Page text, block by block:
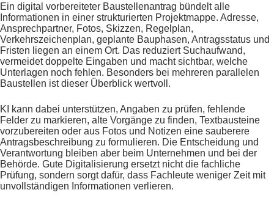
Ein digital vorbereiteter Baustellenantrag bündelt alle
Informationen in einer strukturierten Projektmappe. Adresse,
Ansprechpartner, Fotos, Skizzen, Regelplan,
Verkehrszeichenplan, geplante Bauphasen, Antragsstatus und
Fristen liegen an einem Ort. Das reduziert Suchaufwand,
vermeidet doppelte Eingaben und macht sichtbar, welche
Unterlagen noch fehlen. Besonders bei mehreren parallelen
Baustellen ist dieser Überblick wertvoll.
KI kann dabei unterstützen, Angaben zu prüfen, fehlende
Felder zu markieren, alte Vorgänge zu finden, Textbausteine
vorzubereiten oder aus Fotos und Notizen eine sauberere
Antragsbeschreibung zu formulieren. Die Entscheidung und
Verantwortung bleiben aber beim Unternehmen und bei der
Behörde. Gute Digitalisierung ersetzt nicht die fachliche
Prüfung, sondern sorgt dafür, dass Fachleute weniger Zeit mit
unvollständigen Informationen verlieren.